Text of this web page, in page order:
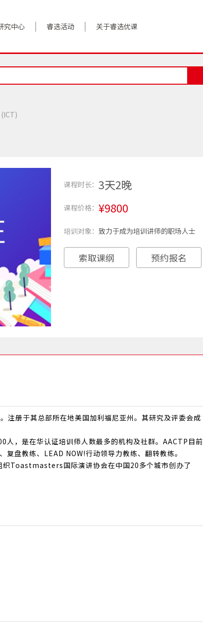
究中心
研究院
究报告
睿选活动
活动预告
往期回顾
关于睿选优课
关于我们
加入我们
课程时长： 3天2晚
课程价格： ¥9800
培训对象： 致力于成为培训讲师的职场人士
索取课纲 预约报名
注册于其总部所在地美国加利福尼亚州。其研究及评委会成
，是在华认证培训师人数最多的机构及社群。AACTP目前
盘教练、LEAD NOW!行动领导力教练、翻转教练。
织Toastmasters国际演讲协会在中国20多个城市创办了